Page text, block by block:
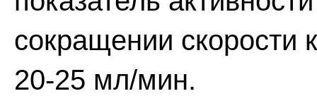
сокращении скорости
20-25 мл/мин.